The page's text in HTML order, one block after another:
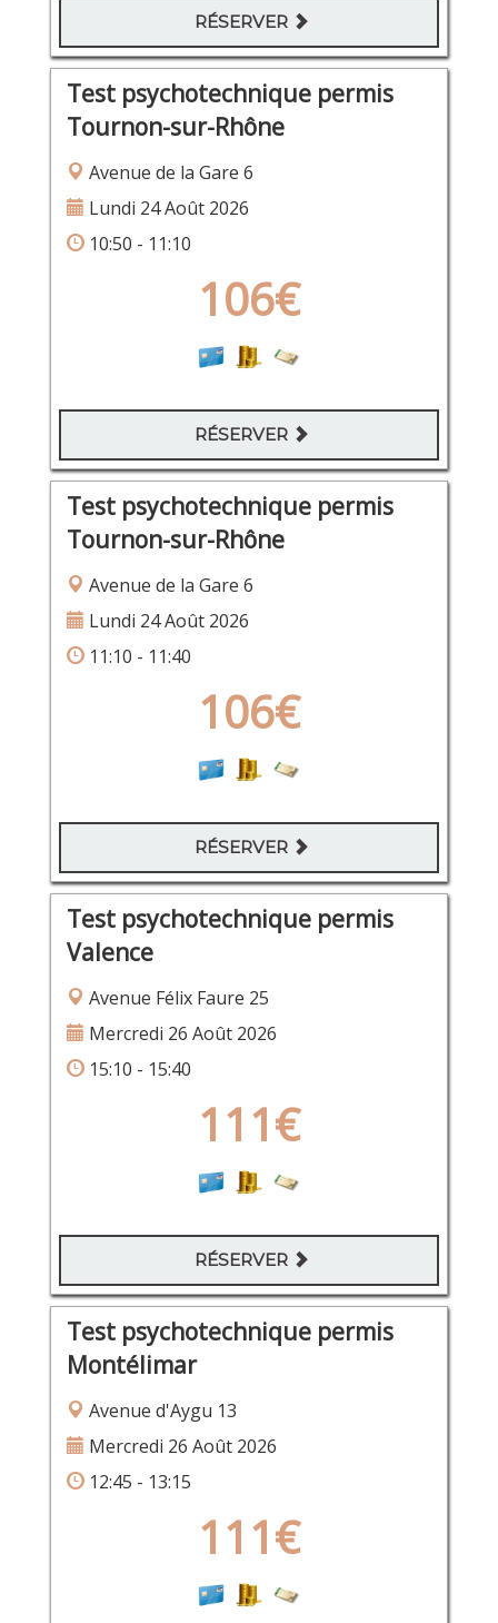
RÉSERVER
Test psychotechnique permis
Tournon-sur-Rhône
Avenue de la Gare 6
Lundi 24 Août 2026
10:50 - 11:10
106€
RÉSERVER
Test psychotechnique permis
Tournon-sur-Rhône
Avenue de la Gare 6
Lundi 24 Août 2026
11:10 - 11:40
106€
RÉSERVER
Test psychotechnique permis
Valence
Avenue Félix Faure 25
Mercredi 26 Août 2026
15:10 - 15:40
111€
RÉSERVER
Test psychotechnique permis
Montélimar
Avenue d'Aygu 13
Mercredi 26 Août 2026
12:45 - 13:15
111€